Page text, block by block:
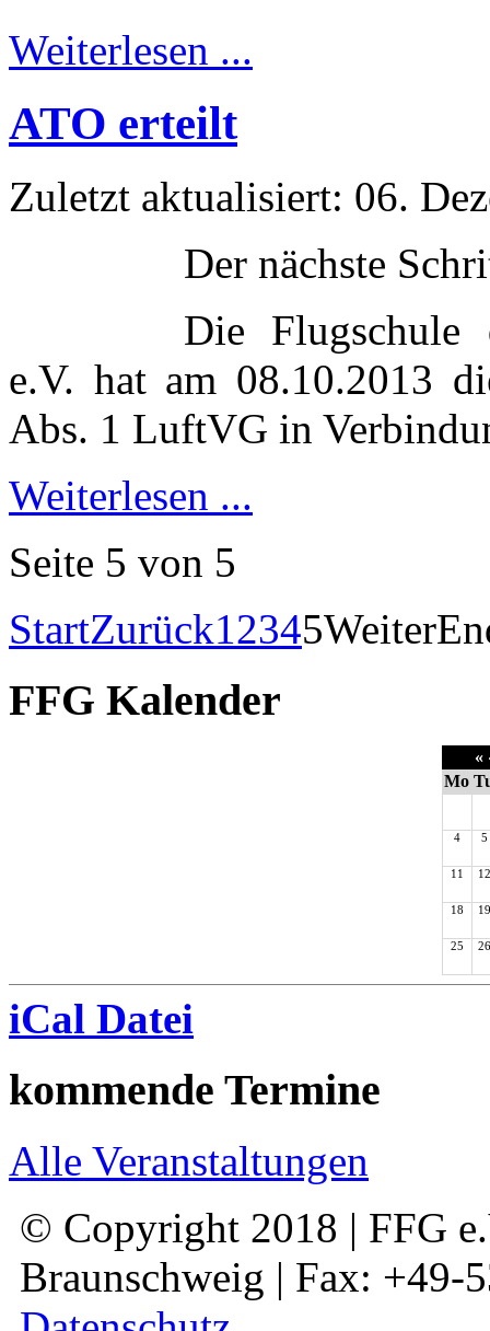
Weiterlesen ...
ATO erteilt
Zuletzt aktualisiert: 06.
Der nächste
Die Flugschule
e.V. hat am 08.10.2013
Abs. 1 LuftVG in
Weiterlesen ...
Seite 5 von 5
StartZurück12345Weiter
FFG Kalender
«
Mo
4 5
11 12
18 19
25 26
iCal Datei
kommende Termine
Alle Veranstaltungen
© Copyright 2018 | FFG
Braunschweig | Fax: +49-